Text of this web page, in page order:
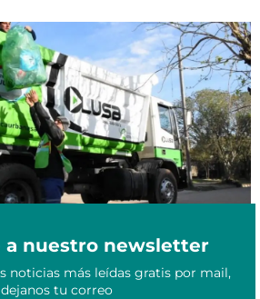
cómo funcionarán los servicios públicos
a nuestro newsletter
noticias más leídas gratis por mail,
dejanos tu correo